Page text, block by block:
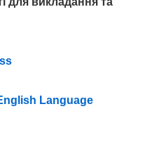
Language